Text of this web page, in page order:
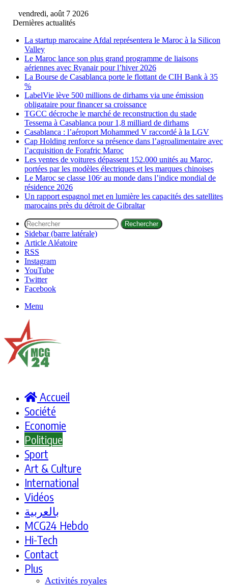
vendredi, août 7 2026
Dernières actualités
La startup marocaine Afdal représentera le Maroc à la Silicon
Valley
Le Maroc lance son plus grand programme de liaisons
aériennes avec Ryanair pour l’hiver 2026
La Bourse de Casablanca porte le flottant de CIH Bank à 35
%
LabelVie lève 500 millions de dirhams via une émission
obligataire pour financer sa croissance
TGCC décroche le marché de reconstruction du stade
Tessema à Casablanca pour 1,8 milliard de dirhams
Casablanca : l’aéroport Mohammed V raccordé à la LGV
Cap Holding renforce sa présence dans l’agroalimentaire avec
l’acquisition de Forafric Maroc
Les ventes de voitures dépassent 152.000 unités au Maroc,
portées par les modèles électriques et les marques chinoises
Le Maroc se classe 106ᵉ au monde dans l’indice mondial de
résidence 2026
Un rapport espagnol met en lumière les capacités des satellites
marocains près du détroit de Gibraltar
Rechercher
Sidebar (barre latérale)
Article Aléatoire
RSS
Instagram
YouTube
Twitter
Facebook
Menu
Accueil
Société
Economie
Politique
Sport
Art & Culture
International
Vidéos
بالعربية
MCG24 Hebdo
Hi-Tech
Contact
Plus
Activités royales